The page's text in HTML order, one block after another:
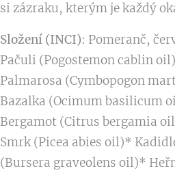
si zázraku, kterým je každý
Složení (INCI): Pomeranč,
Pačuli (Pogostemon cablin
Palmarosa (Cymbopogon
Bazalka (Ocimum basilicum
Bergamot (Citrus bergamia
Smrk (Picea abies oil)*
(Bursera graveolens oil)*